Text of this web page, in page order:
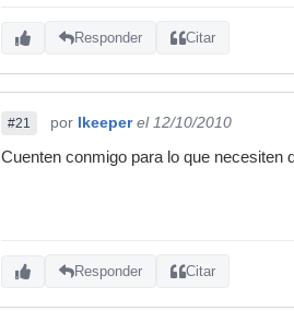
Responder Citar
#21 por lkeeper el 12/10/2010
Cuenten conmigo para lo que necesiten
Responder Citar